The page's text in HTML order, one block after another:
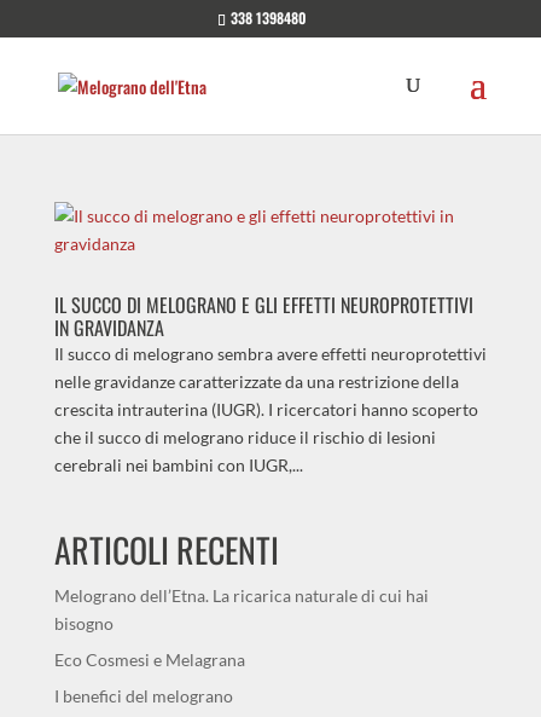
338 1398480
IL SUCCO DI MELOGRANO E GLI EFFETTI NEUROPROTETTIVI
IN GRAVIDANZA
Il succo di melograno sembra avere effetti neuroprotettivi
nelle gravidanze caratterizzate da una restrizione della
crescita intrauterina (IUGR). I ricercatori hanno scoperto
che il succo di melograno riduce il rischio di lesioni
cerebrali nei bambini con IUGR,...
ARTICOLI RECENTI
Melograno dell’Etna. La ricarica naturale di cui hai
bisogno
Eco Cosmesi e Melagrana
I benefici del melograno